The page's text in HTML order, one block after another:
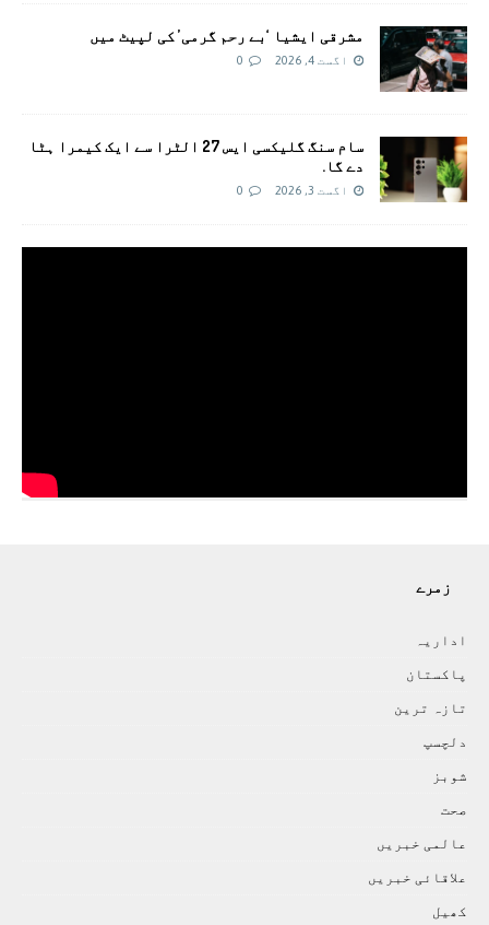
مشرقی ایشیا ‘بے رحم گرمی’ کی لپیٹ میں
اگست 4, 2026 0
سام سنگ گلیکسی ایس 27 الٹرا سے ایک کیمرا ہٹا
دے گا.
اگست 3, 2026 0
زمرے
اداريہ
پاکستان
تازہ ترين
دلچسپ
شوبز
صحت
عالمی خبريں
علاقائی خبريں
کھيل